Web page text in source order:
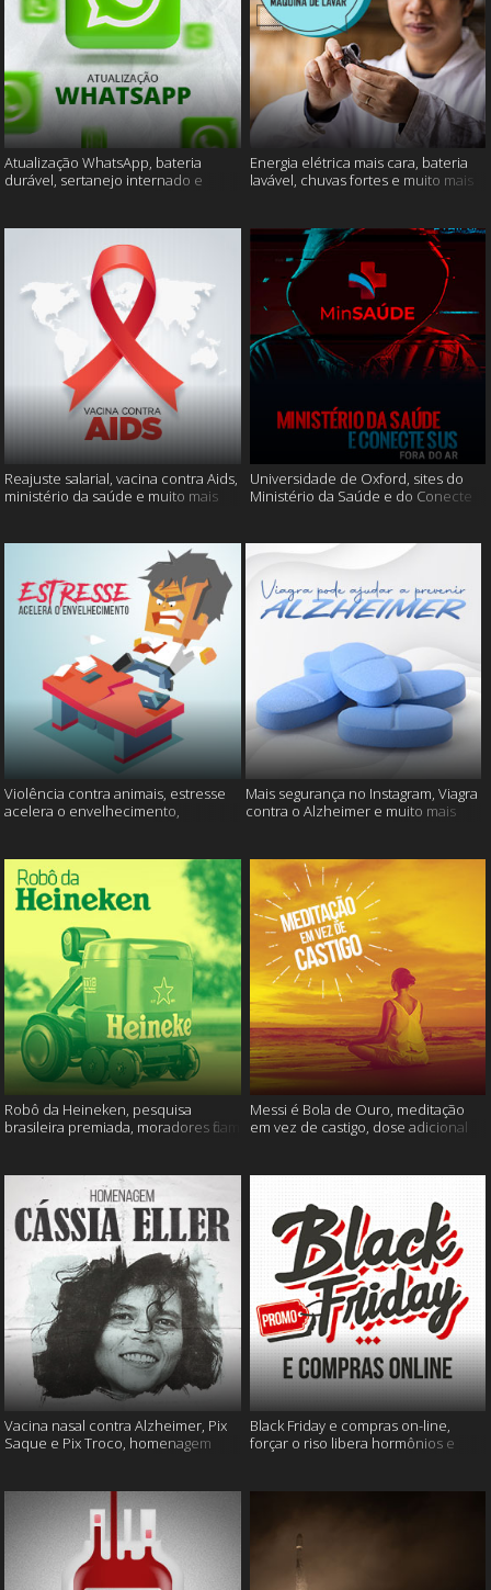
Atualização WhatsApp, bateria
durável, sertanejo internado e
Energia elétrica mais cara, bateria
lavável, chuvas fortes e muito mais
Reajuste salarial, vacina contra Aids,
ministério da saúde e muito mais
Universidade de Oxford, sites do
Ministério da Saúde e do Conecte
Violência contra animais, estresse
acelera o envelhecimento,
Mais segurança no Instagram, Viagra
contra o Alzheimer e muito mais
Robô da Heineken, pesquisa
brasileira premiada, moradores ficam
Messi é Bola de Ouro, meditação
em vez de castigo, dose adicional
Vacina nasal contra Alzheimer, Pix
Saque e Pix Troco, homenagem
Black Friday e compras on-line,
forçar o riso libera hormônios e